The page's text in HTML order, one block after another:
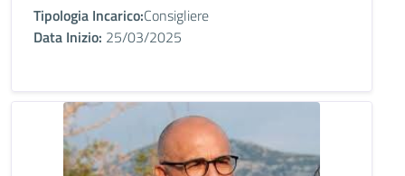
Tipologia Incarico:Consigliere
Data Inizio: 25/03/2025